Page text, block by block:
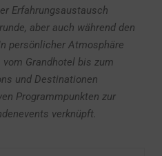
Erfahrungsaustausch
aber auch während den
persönlicher Atmosphäre
Grandhotel bis zum
und Destinationen
Programmpunkten zur
verknüpft.